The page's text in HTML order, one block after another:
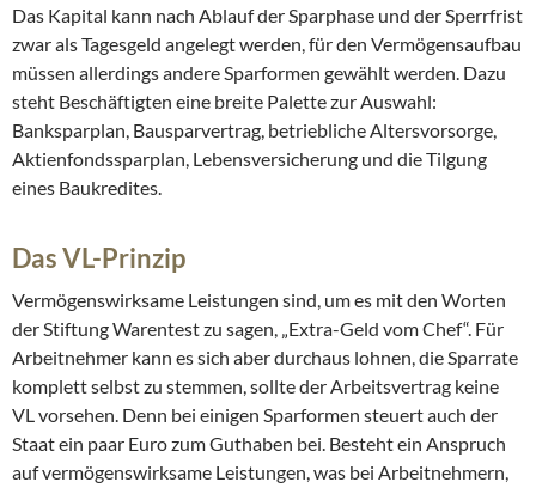
Das Kapital kann nach Ablauf der Sparphase und der Sperrfrist
zwar als Tagesgeld angelegt werden, für den Vermögensaufbau
müssen allerdings andere Sparformen gewählt werden. Dazu
steht Beschäftigten eine breite Palette zur Auswahl:
Banksparplan, Bausparvertrag, betriebliche Altersvorsorge,
Aktienfondssparplan, Lebensversicherung und die Tilgung
eines Baukredites.
Das VL-Prinzip
Vermögenswirksame Leistungen sind, um es mit den Worten
der Stiftung Warentest zu sagen, „Extra-Geld vom Chef“. Für
Arbeitnehmer kann es sich aber durchaus lohnen, die Sparrate
komplett selbst zu stemmen, sollte der Arbeitsvertrag keine
VL vorsehen. Denn bei einigen Sparformen steuert auch der
Staat ein paar Euro zum Guthaben bei. Besteht ein Anspruch
auf vermögenswirksame Leistungen, was bei Arbeitnehmern,